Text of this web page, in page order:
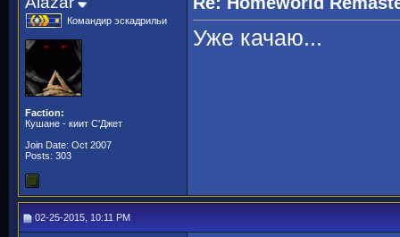
Командир эскадрильи
Faction:
Кушане - киит С'Джет
Join Date: Oct 2007
Posts: 303
Уже качаю...
02-25-2015, 10:11 PM